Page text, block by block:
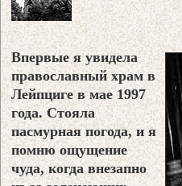
Впервые я увидела
православный храм в
Лейпциге в мае 1997
года. Стояла
пасмурная погода, и я
помню ощущение
чуда, когда внезапно